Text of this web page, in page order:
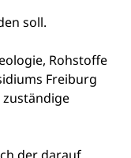
soll.
Rohstoffe
Freiburg